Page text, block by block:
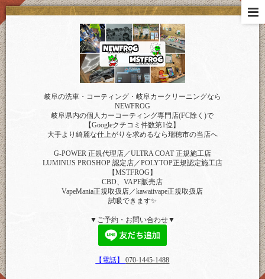
岐阜の洗車・コーティング・岐阜カークリーニングなら
NEWFROG
岐阜県内の個人カーコーティング専門店(FC除く)で
【Googleクチコミ件数第1位】
大手より綺麗な仕上がりを求めるなら瑞穂市の当店へ
G-POWER 正規代理店／ULTRA COAT 正規施工店
LUMINUS PROSHOP 認定店／POLYTOP正規認定施工店
【MSTFROG】
CBD、VAPE販売店
VapeMania正規取扱店／kawaiivape正規取扱店
試吸できます✨
▼ご予約・お問い合わせ▼
【電話】070-1445-1488